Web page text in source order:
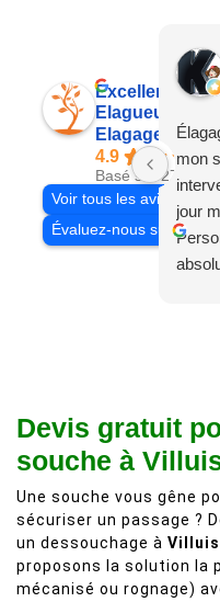
Excellent
Elagueur 77
Elagage
4.9
Basé sur 27 avis
Voir tous les avis
Évaluez-nous sur
mon
jour
fait
Devis gratuit
souche à
Une souche vous gêne
sécuriser un passage ?
un dessouchage à Villuis
proposons la solution la
mécanisé ou rognage)